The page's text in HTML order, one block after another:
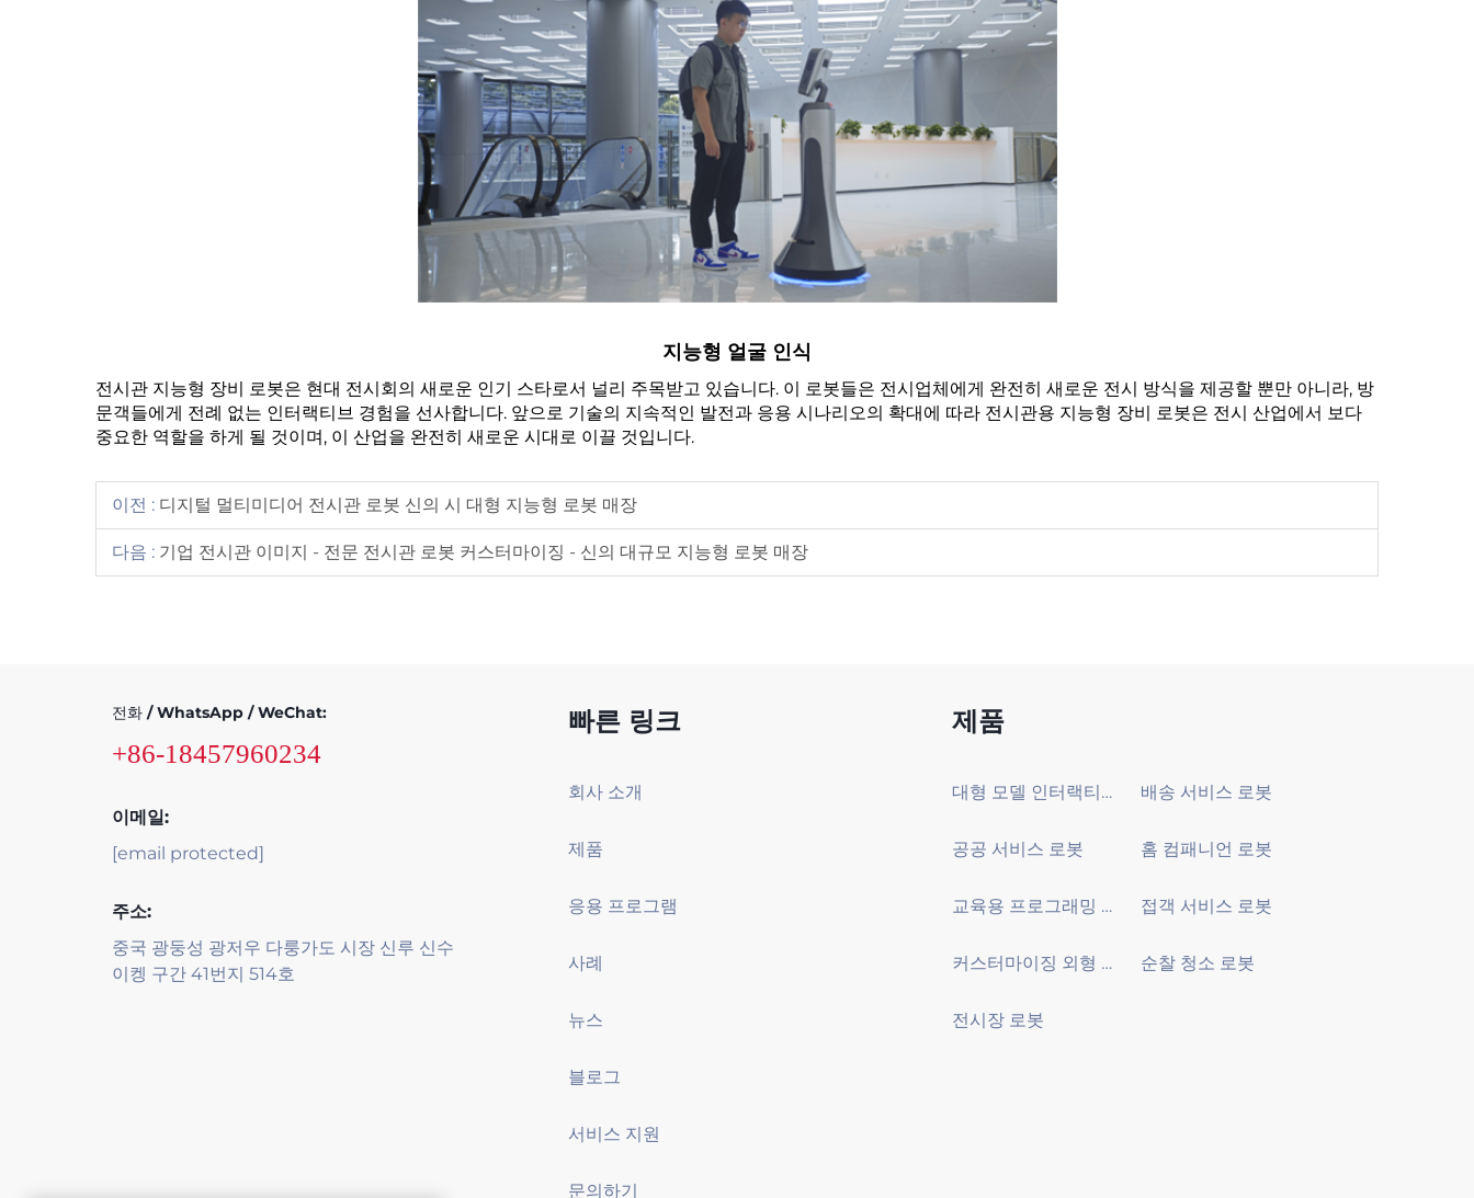
지능형 얼굴 인식
전시관 지능형 장비 로봇은 현대 전시회의 새로운 인기 스타로서 널리 주목받고 있습니다. 이 로봇들은 전시업체에게 완전히 새로운 전시 방식을 제공할 뿐만 아니라, 방
문객들에게 전례 없는 인터랙티브 경험을 선사합니다. 앞으로 기술의 지속적인 발전과 응용 시나리오의 확대에 따라 전시관용 지능형 장비 로봇은 전시 산업에서 보다
중요한 역할을 하게 될 것이며, 이 산업을 완전히 새로운 시대로 이끌 것입니다.
이전 : 디지털 멀티미디어 전시관 로봇 신의 시 대형 지능형 로봇 매장
다음 : 기업 전시관 이미지 - 전문 전시관 로봇 커스터마이징 - 신의 대규모 지능형 로봇 매장
전화 / WhatsApp / WeChat:
+86-18457960234
이메일:
[email protected]
주소:
중국 광둥성 광저우 다룽가도 시장 신루 신수
이켕 구간 41번지 514호
빠른 링크
회사 소개
제품
응용 프로그램
사례
뉴스
블로그
서비스 지원
문의하기
제품
대형 모델 인터랙티브 로봇 배송 서비스 로봇
공공 서비스 로봇 홈 컴패니언 로봇
교육용 프로그래밍 로봇 접객 서비스 로봇
커스터마이징 외형 개발 로봇 순찰 청소 로봇
전시장 로봇